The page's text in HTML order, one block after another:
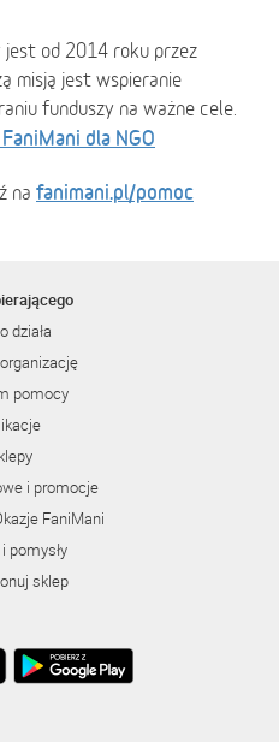
jest od 2014 roku przez
misją jest wspieranie
funduszy na ważne cele.
dla NGO
na fanimani.pl/pomoc
działa
pomocy
i promocje
FaniMani
pomysły
sklep